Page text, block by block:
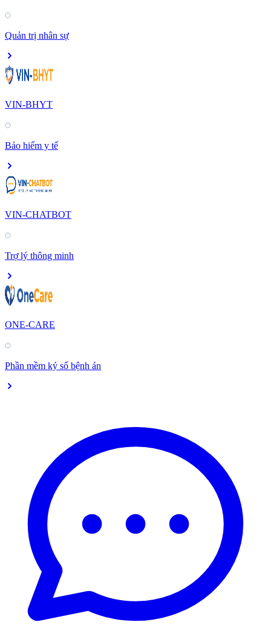
Quản trị nhân sự
VIN-BHYT
Bảo hiểm y tế
VIN-CHATBOT
Trợ lý thông minh
ONE-CARE
Phần mềm ký số bệnh án